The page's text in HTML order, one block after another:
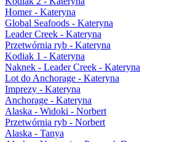
Homer - Kateryna
Global Seafoods - Kateryna
Leader Creek - Kateryna
Przetwórnia ryb - Kateryna
Kodiak 1 - Kateryna
Naknek - Leader Creek - Kateryna
Lot do Anchorage - Kateryna
Imprezy - Kateryna
Anchorage - Kateryna
Alaska - Widoki - Norbert
Przetwórnia ryb - Norbert
Alaska - Tanya